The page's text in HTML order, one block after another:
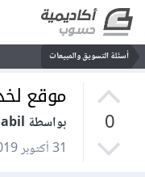
أسئلة التسويق والمبيعات
0
موقع
بواسطة Moham3dNabil
31 أكتوبر 2019